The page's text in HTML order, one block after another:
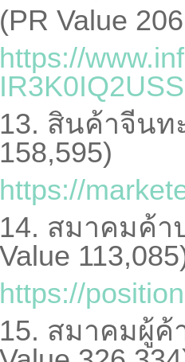
(PR Value
https://
IR3K0IQ2USS
13. สินค้าจีนท
158,595)
https://
14. สมาคมค้า
Value
https://
15. สมาคมผู้